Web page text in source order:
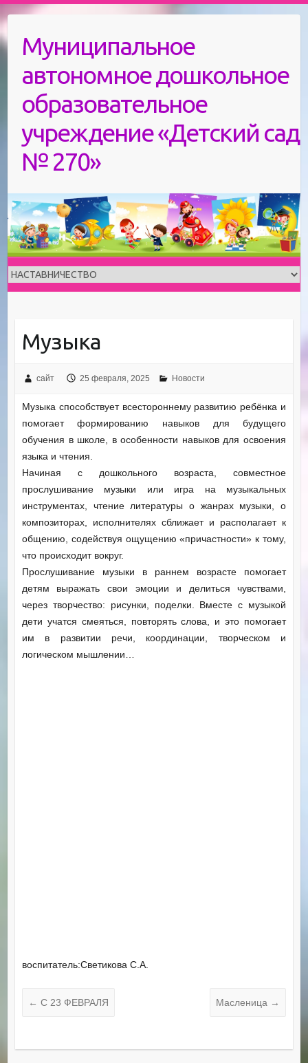
contentМуниципальное
автономное дошкольное
образовательное
учреждение «Детский сад
№ 270»
Музыка
сайт 25 февраля, 2025 Новости
Музыка способствует всестороннему развитию ребёнка и
помогает формированию навыков для будущего
обучения в школе, в особенности навыков для освоения
языка и чтения.
Начиная с дошкольного возраста, совместное
прослушивание музыки или игра на музыкальных
инструментах, чтение литературы о жанрах музыки, о
композиторах, исполнителях сближает и располагает к
общению, содействуя ощущению «причастности» к тому,
что происходит вокруг.
Прослушивание музыки в раннем возрасте помогает
детям выражать свои эмоции и делиться чувствами,
через творчество: рисунки, поделки. Вместе с музыкой
дети учатся смеяться, повторять слова, и это помогает
им в развитии речи, координации, творческом и
логическом мышлении…
воспитатель:Светикова С.А.
← С 23 ФЕВРАЛЯ Масленица →